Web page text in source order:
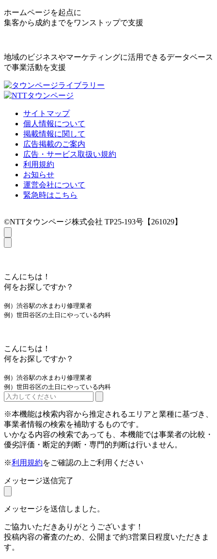
ホームページを起点に
集客から成約までをワンストップで支援
地域のビジネスやマーケティングに活用できるデータベース
で事業活動を支援
サイトマップ
個人情報について
掲載情報に関して
広告掲載のご案内
広告・サービス取扱い規約
利用規約
お知らせ
運営会社について
緊急時はこちら
©NTTタウンページ株式会社 TP25-193号【261029】
こんにちは！
何をお探しですか？
例）渋谷駅の水まわり修理業者
例）世田谷区の土日にやっている内科
こんにちは！
何をお探しですか？
例）渋谷駅の水まわり修理業者
例）世田谷区の土日にやっている内科
※本機能は検索内容から推定されるエリアと業種に基づき、
事業者情報の検索を補助するものです。
いかなる内容の検索であっても、本機能では事業者の比較・
優劣評価・断定的判断・専門的判断は行いません。
※利用規約をご確認の上ご利用ください
メッセージ送信完了
メッセージを送信しました。
ご協力いただきありがとうございます！
投稿内容の審査のため、公開まで約3営業日程度いただきま
す。